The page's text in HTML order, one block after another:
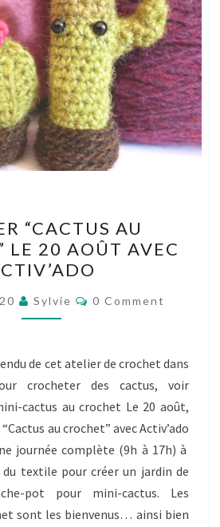
“CACTUS
AU
CROCHET”
LE
20
AVEC
ACTIV’ADO
“CACTUS AU
LE 20 AOÛT AVEC
Sylvie Comments
0 Comment
de cet atelier de crochet dans
crocheter des cactus, voir
cactus au crochet Le 20 août,
au crochet” avec Activ’ado
journée complète (9h à 17h) à
textile pour créer un jardin de
pot pour mini-cactus. Les
sont les bienvenus… ainsi bien